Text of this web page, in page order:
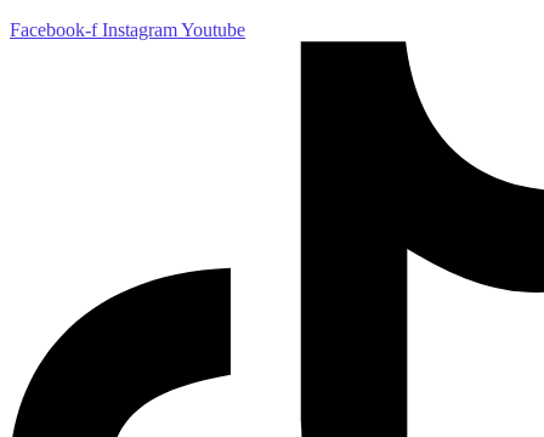
Facebook-f InstagramYoutube